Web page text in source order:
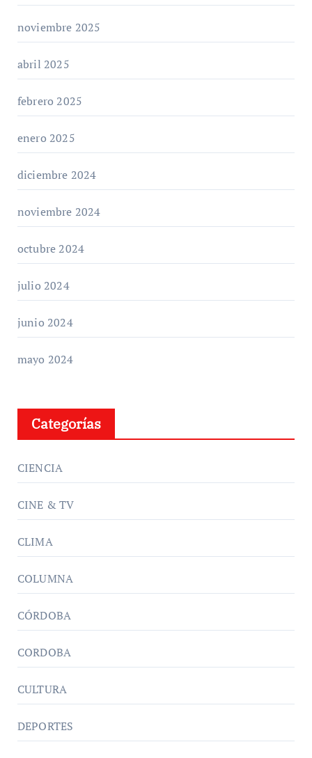
noviembre 2025
abril 2025
febrero 2025
enero 2025
diciembre 2024
noviembre 2024
octubre 2024
julio 2024
junio 2024
mayo 2024
Categorías
CIENCIA
CINE & TV
CLIMA
COLUMNA
CÓRDOBA
CORDOBA
CULTURA
DEPORTES